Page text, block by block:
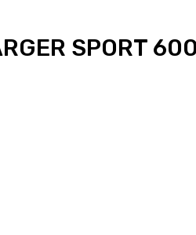
SPORT